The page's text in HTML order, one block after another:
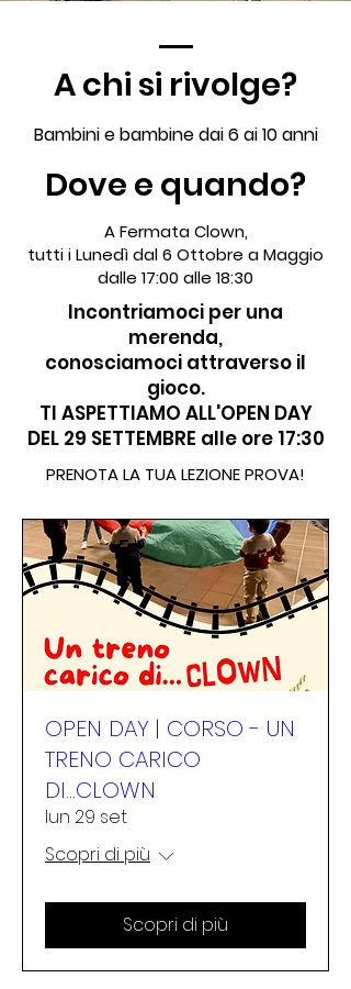
A chi si rivolge?
Bambini e bambine dai 6 ai 10 anni
Dove e quando?
A Fermata Clown,
tutti i Lunedì dal 6 Ottobre a Maggio
dalle 17:00 alle 18:30
Incontriamoci per una
merenda,
conosciamoci attraverso il
gioco.
TI ASPETTIAMO ALL'OPEN DAY
DEL 29 SETTEMBRE alle ore 17:30
PRENOTA LA TUA LEZIONE PROVA!
OPEN DAY | CORSO - UN
TRENO CARICO
DI...CLOWN
lun 29 set
Scopri di più
Scopri di più